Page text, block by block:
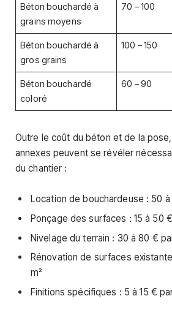
Béton bouchardé à
grains moyens
70 – 100
Béton bouchardé à
gros grains
100 – 150
Béton bouchardé
coloré
60 – 90
Outre le coût du béton et de la
annexes peuvent se révéler
du chantier :
Location de bouchardeuse : 50
Ponçage des surfaces : 15 à 50
Nivelage du terrain : 30 à 80 €
Rénovation de surfaces
m²
Finitions spécifiques : 5 à 15 €